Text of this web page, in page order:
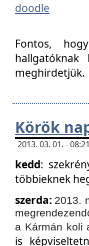
doodle
Fontos,
meghirdetjük.
Körök
2013. 03. 01. -
kedd:
többieknek
szerda: 2013.
a Kármán koli
is